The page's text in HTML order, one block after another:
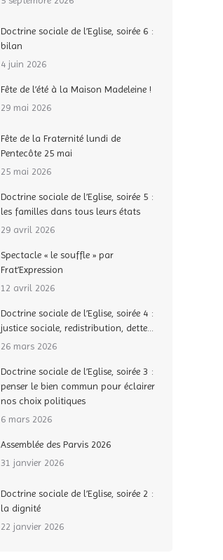
Doctrine sociale de l’Eglise, soirée 6 :
bilan
4 juin 2026
Fête de l’été à la Maison Madeleine !
29 mai 2026
Fête de la Fraternité lundi de
Pentecôte 25 mai
25 mai 2026
Doctrine sociale de l’Eglise, soirée 5 :
les familles dans tous leurs états
29 avril 2026
Spectacle « le souffle » par
Frat’Expression
12 avril 2026
Doctrine sociale de l’Eglise, soirée 4 :
justice sociale, redistribution, dette…
26 mars 2026
Doctrine sociale de l’Eglise, soirée 3 :
penser le bien commun pour éclairer
nos choix politiques
6 mars 2026
Assemblée des Parvis 2026
31 janvier 2026
Doctrine sociale de l’Eglise, soirée 2 :
la dignité
22 janvier 2026